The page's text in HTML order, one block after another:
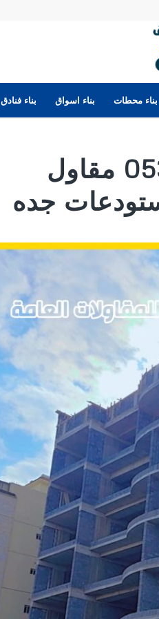
بناء محطات بناء اسواق بناء فنادق
مقاول معماري جده 0533819888 مقاول
جده